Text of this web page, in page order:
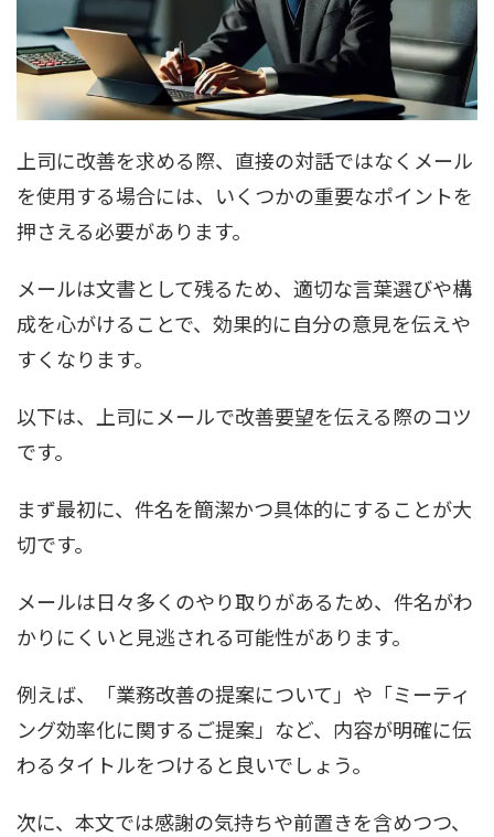
上司に改善を求める際、直接の対話ではなくメール
を使用する場合には、いくつかの重要なポイントを
押さえる必要があります。
メールは文書として残るため、適切な言葉選びや構
成を心がけることで、効果的に自分の意見を伝えや
すくなります。
以下は、上司にメールで改善要望を伝える際のコツ
です。
まず最初に、件名を簡潔かつ具体的にすることが大
切です。
メールは日々多くのやり取りがあるため、件名がわ
かりにくいと見逃される可能性があります。
例えば、「業務改善の提案について」や「ミーティ
ング効率化に関するご提案」など、内容が明確に伝
わるタイトルをつけると良いでしょう。
次に、本文では感謝の気持ちや前置きを含めつつ、